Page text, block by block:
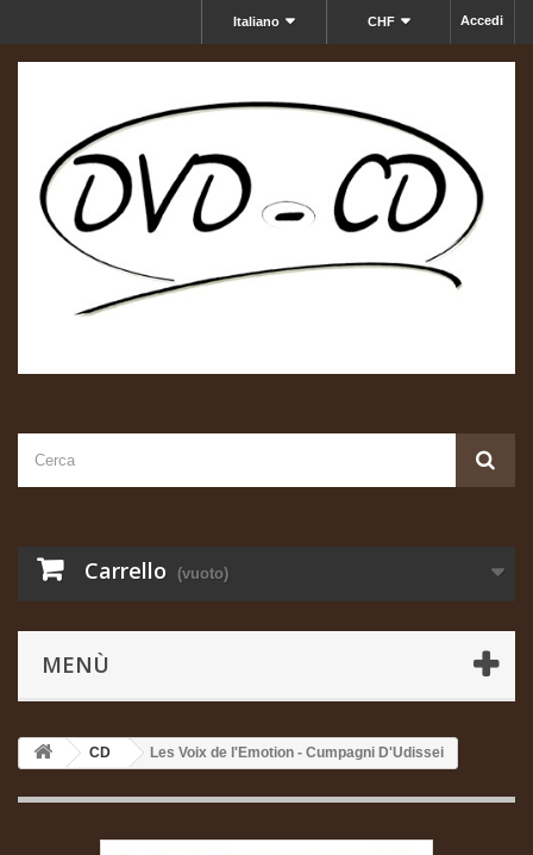
Accedi
CHF
Italiano
Carrello (vuoto)
MENÙ
CD Les Voix de l'Emotion - Cumpagni D'Udissei